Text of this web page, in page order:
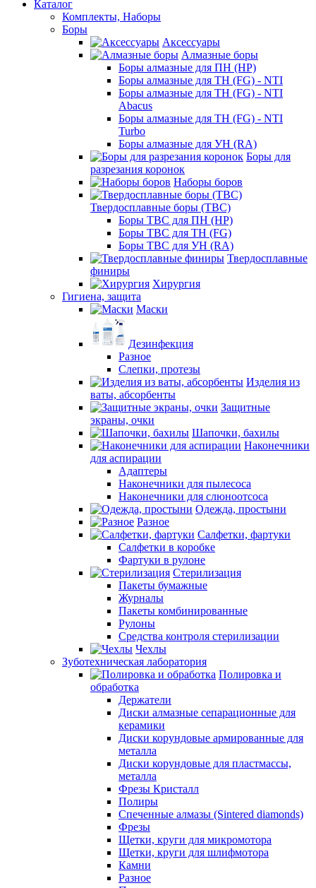
Каталог
Комплекты, Наборы
Боры
Аксессуары
Алмазные боры
Боры алмазные для ПН (HP)
Боры алмазные для ТН (FG) - NTI
Боры алмазные для ТН (FG) - NTI
Abacus
Боры алмазные для ТН (FG) - NTI
Turbo
Боры алмазные для УН (RA)
Боры для
разрезания коронок
Наборы боров
Твердосплавные боры (ТВС)
Боры ТВС для ПН (HP)
Боры ТВС для ТН (FG)
Боры ТВС для УН (RA)
Твердосплавные
финиры
Хирургия
Гигиена, защита
Маски
Дезинфекция
Разное
Слепки, протезы
Изделия из
ваты, абсорбенты
Защитные
экраны, очки
Шапочки, бахилы
Наконечники
для аспирации
Адаптеры
Наконечники для пылесоса
Наконечники для слюноотсоса
Одежда, простыни
Разное
Салфетки, фартуки
Салфетки в коробке
Фартуки в рулоне
Стерилизация
Пакеты бумажные
Журналы
Пакеты комбинированные
Рулоны
Средства контроля стерилизации
Чехлы
Зуботехническая лаборатория
Полировка и
обработка
Держатели
Диски алмазные сепарационные для
керамики
Диски корундовые армированные для
металла
Диски корундовые для пластмассы,
металла
Фрезы Кристалл
Полиры
Спеченные алмазы (Sintered diamonds)
Фрезы
Щетки, круги для микромотора
Щетки, круги для шлифмотора
Камни
Разное